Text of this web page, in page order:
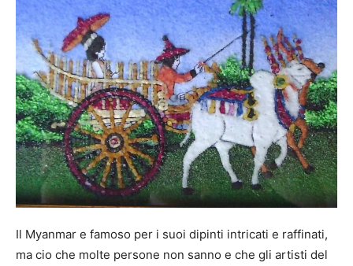
Il Myanmar e famoso per i suoi dipinti intricati e raffinati,
ma cio che molte persone non sanno e che gli artisti del